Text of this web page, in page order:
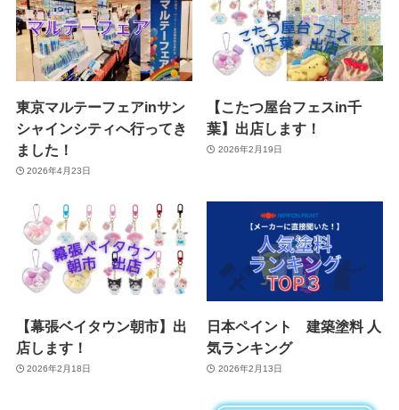
東京マルテーフェアinサン
シャインシティへ行ってき
ました！
2026年4月23日
【こたつ屋台フェスin千
葉】出店します！
2026年2月19日
【幕張ベイタウン朝市】出
店します！
2026年2月18日
日本ペイント 建築塗料 人
気ランキング
2026年2月13日